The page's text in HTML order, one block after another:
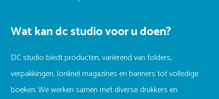
Wat kan dc studio voor u doen?
DC studio biedt producten, variërend van folders,
verpakkingen, (online) magazines en banners tot volledige
boeken. We werken samen met diverse drukkers en